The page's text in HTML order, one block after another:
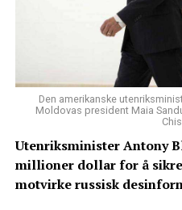
Den amerikanske
Moldovas president Maia
Utenriksminister Antony
millioner dollar for å
motvirke russisk